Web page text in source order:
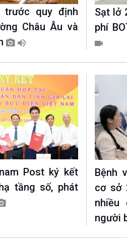
trước quy định
Châu Âu và
Sạt lở
phí
Post ký kết
tầng số, phát
Bệnh
cơ sở
người